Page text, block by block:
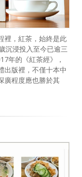
裡，紅茶，始終是此
浸投入至今已逾三
年的《紅茶經》，
出版裡，不僅十本中
廣程度應也勝於其